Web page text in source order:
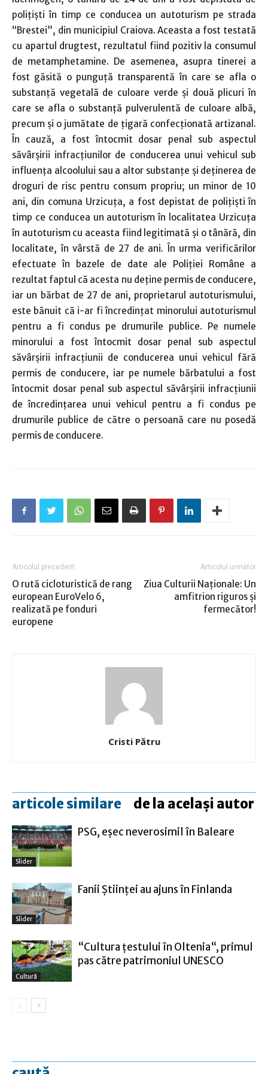
poliţişti în timp ce conducea un autoturism pe strada
“Brestei”, din municipiul Craiova. Aceasta a fost testată
cu apartul drugtest, rezultatul fiind pozitiv la consumul
de metamphetamine. De asemenea, asupra tinerei a
fost găsită o punguță transparentă în care se afla o
substanță vegetală de culoare verde și două plicuri în
care se afla o substanță pulverulentă de culoare albă,
precum și o jumătate de țigară confecționată artizanal.
În cauză, a fost întocmit dosar penal sub aspectul
săvârșirii infracțiunilor de conducerea unui vehicul sub
influența alcoolului sau a altor substanțe şi deţinerea de
droguri de risc pentru consum propriu; un minor de 10
ani, din comuna Urzicuţa, a fost depistat de polițiști în
timp ce conducea un autoturism în localitatea Urzicuţa
în autoturism cu aceasta fiind legitimată și o tânără, din
localitate, în vârstă de 27 de ani. În urma verificărilor
efectuate în bazele de date ale Poliției Române a
rezultat faptul că acesta nu deține permis de conducere,
iar un bărbat de 27 de ani, proprietarul autoturismului,
este bănuit că i-ar fi încredinţat minorului autoturismul
pentru a fi condus pe drumurile publice. Pe numele
minorului a fost întocmit dosar penal sub aspectul
săvârșirii infracțiunii de conducerea unui vehicul fără
permis de conducere, iar pe numele bărbatului a fost
întocmit dosar penal sub aspectul săvârşirii infracţiunii
de încredinţarea unui vehicul pentru a fi condus pe
drumurile publice de către o persoană care nu posedă
permis de conducere.
Articolul precedent
O rută cicloturistică de rang
european EuroVelo 6,
realizată pe fonduri
europene
Articolul următor
Ziua Culturii Naţionale: Un
amfitrion riguros şi
fermecător!
Cristi Pătru
articole similare de la același autor
Slider
PSG, eşec neverosimil în Baleare
Slider
Fanii Ştiinţei au ajuns în Finlanda
Cultură
“Cultura țestului în Oltenia“, primul
pas către patrimoniul UNESCO